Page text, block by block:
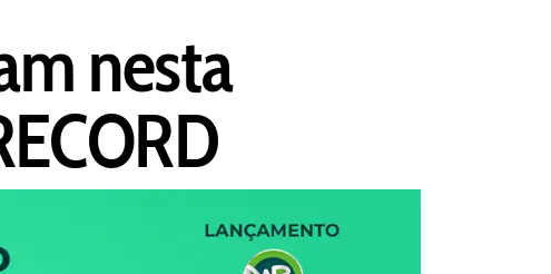
nesta